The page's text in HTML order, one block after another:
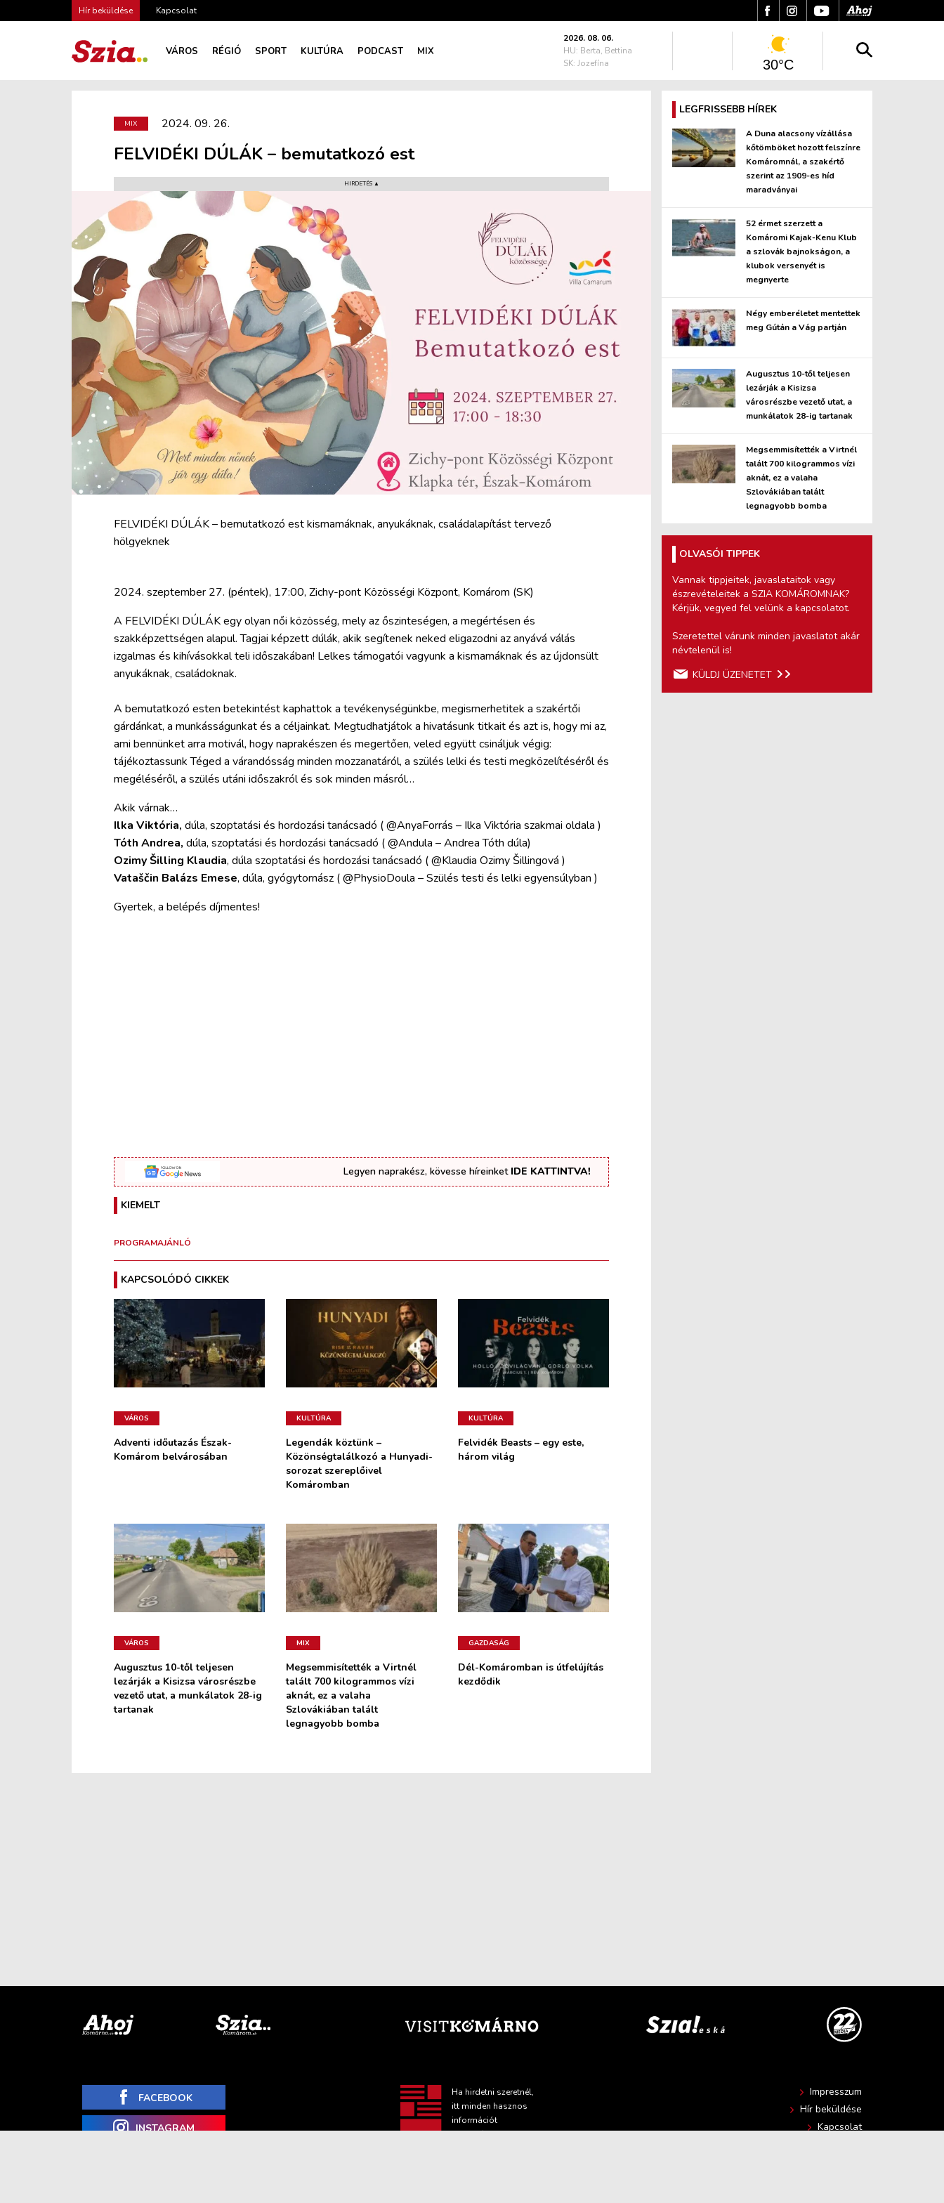
Hír beküldése Kapcsolat
VÁROS RÉGIÓ SPORT KULTÚRA PODCAST MIX
2026. 08. 06.
HU: Berta, Bettina
SK: Jozefína
30°C
MIX 2024. 09. 26.
FELVIDÉKI DÚLÁK – bemutatkozó est
HIRDETÉS ▲
FELVIDÉKI DÚLÁK – bemutatkozó est kismamáknak, anyukáknak, családalapítást tervező
hölgyeknek
2024. szeptember 27. (péntek), 17:00, Zichy-pont Közösségi Központ, Komárom (SK)
A FELVIDÉKI DÚLÁK egy olyan női közösség, mely az őszinteségen, a megértésen és
szakképzettségen alapul. Tagjai képzett dúlák, akik segítenek neked eligazodni az anyává válás
izgalmas és kihívásokkal teli időszakában! Lelkes támogatói vagyunk a kismamáknak és az újdonsült
anyukáknak, családoknak.
A bemutatkozó esten betekintést kaphattok a tevékenységünkbe, megismerhetitek a szakértői
gárdánkat, a munkásságunkat és a céljainkat. Megtudhatjátok a hivatásunk titkait és azt is, hogy mi az,
ami bennünket arra motivál, hogy naprakészen és megertően, veled együtt csináljuk végig:
tájékoztassunk Téged a várandósság minden mozzanatáról, a szülés lelki és testi megközelítéséről és
megéléséről, a szülés utáni időszakról és sok minden másról…
Akik várnak…
Ilka Viktória, dúla, szoptatási és hordozási tanácsadó ( @AnyaForrás – Ilka Viktória szakmai oldala )
Tóth Andrea, dúla, szoptatási és hordozási tanácsadó ( @Andula – Andrea Tóth dúla)
Ozimy Šilling Klaudia, dúla szoptatási és hordozási tanácsadó ( @Klaudia Ozimy Šillingová )
Vataščin Balázs Emese, dúla, gyógytornász ( @PhysioDoula – Szülés testi és lelki egyensúlyban )
Gyertek, a belépés díjmentes!
Legyen naprakész, kövesse híreinket IDE KATTINTVA!
KIEMELT
PROGRAMAJÁNLÓ
KAPCSOLÓDÓ CIKKEK
VÁROS
Adventi időutazás Észak-
Komárom belvárosában
KULTÚRA
Legendák köztünk –
Közönségtalálkozó a Hunyadi-
sorozat szereplőivel
Komáromban
KULTÚRA
Felvidék Beasts – egy este,
három világ
VÁROS
Augusztus 10-től teljesen
lezárják a Kisizsa városrészbe
vezető utat, a munkálatok 28-ig
tartanak
MIX
Megsemmisítették a Virtnél
talált 700 kilogrammos vízi
aknát, ez a valaha
Szlovákiában talált
legnagyobb bomba
GAZDASÁG
Dél-Komáromban is útfelújítás
kezdődik
LEGFRISSEBB HÍREK
A Duna alacsony vízállása
kőtömböket hozott felszínre
Komáromnál, a szakértő
szerint az 1909-es híd
maradványai
52 érmet szerzett a
Komáromi Kajak-Kenu Klub
a szlovák bajnokságon, a
klubok versenyét is
megnyerte
Négy emberéletet mentettek
meg Gútán a Vág partján
Augusztus 10-től teljesen
lezárják a Kisizsa
városrészbe vezető utat, a
munkálatok 28-ig tartanak
Megsemmisítették a Virtnél
talált 700 kilogrammos vízi
aknát, ez a valaha
Szlovákiában talált
legnagyobb bomba
OLVASÓI TIPPEK
Vannak tippjeitek, javaslataitok vagy
észrevételeitek a SZIA KOMÁROMNAK?
Kérjük, vegyed fel velünk a kapcsolatot.
Szeretettel várunk minden javaslatot akár
névtelenül is!
KÜLDJ ÜZENETET
FACEBOOK
INSTAGRAM
Ha hirdetni szeretnél,
itt minden hasznos
információt
megtalálsz!
Impresszum
Hír beküldése
Kapcsolat